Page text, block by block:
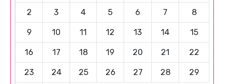
2 3 4 5 6 7 8
9 10 11 12 13 14 15
16 17 18 19 20 21 22
23 24 25 26 27 28 29